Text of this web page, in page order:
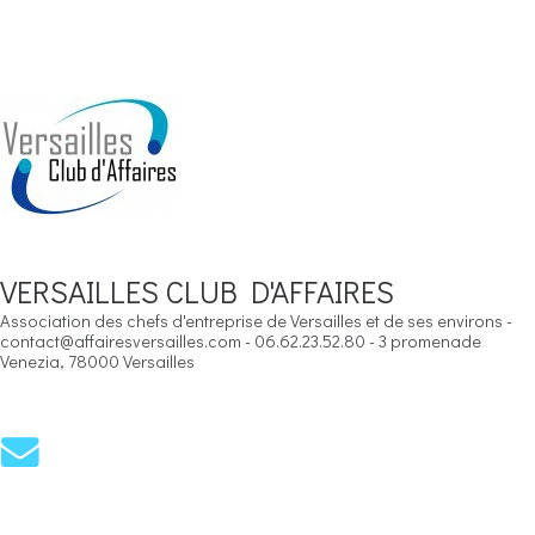
VERSAILLES CLUB D'AFFAIRES
Association des chefs d'entreprise de Versailles et de ses environs -
contact@affairesversailles.com - 06.62.23.52.80 - 3 promenade
Venezia, 78000 Versailles